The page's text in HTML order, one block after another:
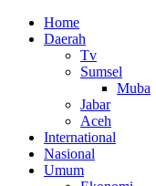
Home
Daerah
Tv
Sumsel
Muba
Jabar
Aceh
International
Nasional
Umum